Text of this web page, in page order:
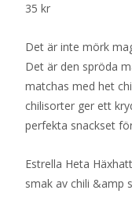
35 kr
Det är inte mörk
Det är den spröda
matchas med het
chilisorter ger ett
perfekta snackset
Estrella Heta
smak av chili &amp